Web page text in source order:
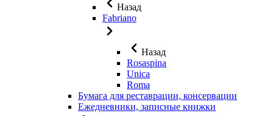
Назад
Fabriano
Назад
Rosaspina
Unica
Roma
Бумага для реставрации, консервации
Ежедневники, записные книжки